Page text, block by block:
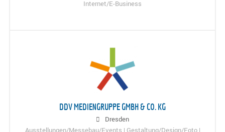
Internet/E-Business
DDV MEDIENGRUPPE GMBH & CO. KG
Dresden